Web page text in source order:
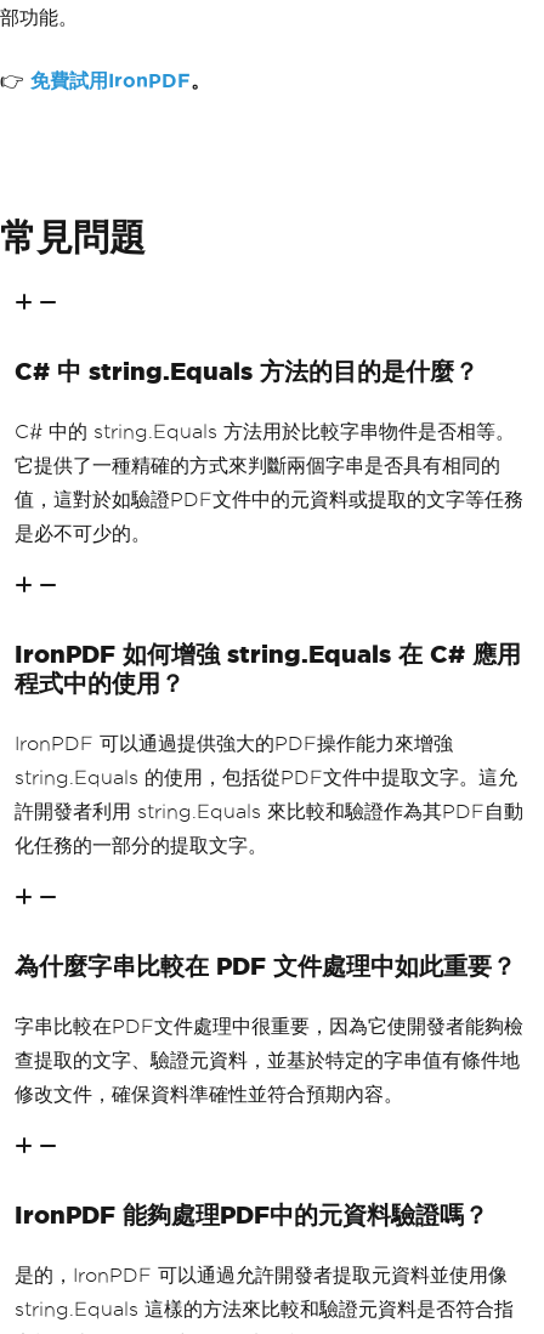
部功能。
👉 免費試用IronPDF。
常見問題
C# 中 string.Equals 方法的目的是什麼？
C# 中的 string.Equals 方法用於比較字串物件是否相等。
它提供了一種精確的方式來判斷兩個字串是否具有相同的
值，這對於如驗證PDF文件中的元資料或提取的文字等任務
是必不可少的。
IronPDF 如何增強 string.Equals 在 C# 應用
程式中的使用？
IronPDF 可以通過提供強大的PDF操作能力來增強
string.Equals 的使用，包括從PDF文件中提取文字。這允
許開發者利用 string.Equals 來比較和驗證作為其PDF自動
化任務的一部分的提取文字。
為什麼字串比較在 PDF 文件處理中如此重要？
字串比較在PDF文件處理中很重要，因為它使開發者能夠檢
查提取的文字、驗證元資料，並基於特定的字串值有條件地
修改文件，確保資料準確性並符合預期內容。
IronPDF 能夠處理PDF中的元資料驗證嗎？
是的，IronPDF 可以通過允許開發者提取元資料並使用像
string.Equals 這樣的方法來比較和驗證元資料是否符合指